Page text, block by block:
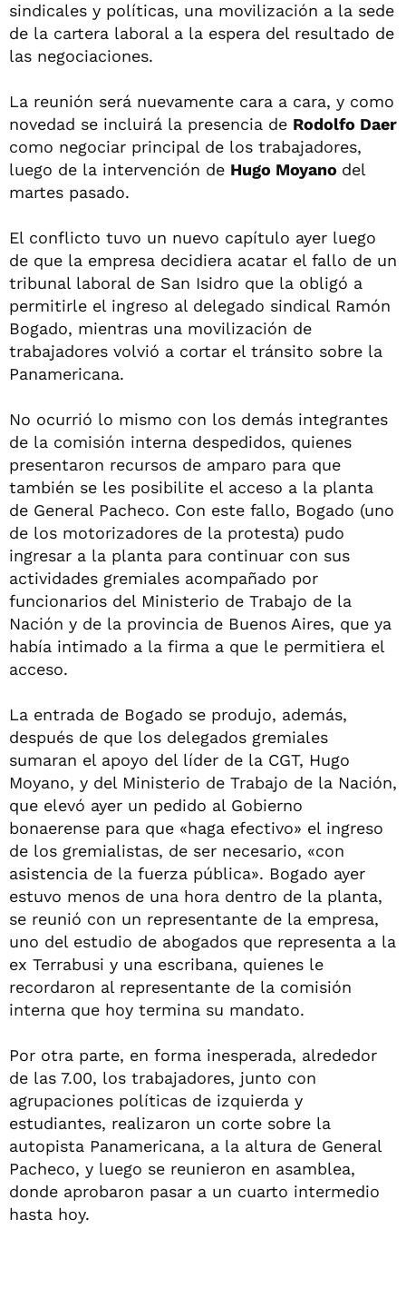
sindicales y políticas, una movilización a la sede
de la cartera laboral a la espera del resultado de
las negociaciones.
La reunión será nuevamente cara a cara, y como
novedad se incluirá la presencia de Rodolfo Daer
como negociar principal de los trabajadores,
luego de la intervención de Hugo Moyano del
martes pasado.
El conflicto tuvo un nuevo capítulo ayer luego
de que la empresa decidiera acatar el fallo de un
tribunal laboral de San Isidro que la obligó a
permitirle el ingreso al delegado sindical Ramón
Bogado, mientras una movilización de
trabajadores volvió a cortar el tránsito sobre la
Panamericana.
No ocurrió lo mismo con los demás integrantes
de la comisión interna despedidos, quienes
presentaron recursos de amparo para que
también se les posibilite el acceso a la planta
de General Pacheco. Con este fallo, Bogado (uno
de los motorizadores de la protesta) pudo
ingresar a la planta para continuar con sus
actividades gremiales acompañado por
funcionarios del Ministerio de Trabajo de la
Nación y de la provincia de Buenos Aires, que ya
había intimado a la firma a que le permitiera el
acceso.
La entrada de Bogado se produjo, además,
después de que los delegados gremiales
sumaran el apoyo del líder de la CGT, Hugo
Moyano, y del Ministerio de Trabajo de la Nación,
que elevó ayer un pedido al Gobierno
bonaerense para que «haga efectivo» el ingreso
de los gremialistas, de ser necesario, «con
asistencia de la fuerza pública». Bogado ayer
estuvo menos de una hora dentro de la planta,
se reunió con un representante de la empresa,
uno del estudio de abogados que representa a la
ex Terrabusi y una escribana, quienes le
recordaron al representante de la comisión
interna que hoy termina su mandato.
Por otra parte, en forma inesperada, alrededor
de las 7.00, los trabajadores, junto con
agrupaciones políticas de izquierda y
estudiantes, realizaron un corte sobre la
autopista Panamericana, a la altura de General
Pacheco, y luego se reunieron en asamblea,
donde aprobaron pasar a un cuarto intermedio
hasta hoy.